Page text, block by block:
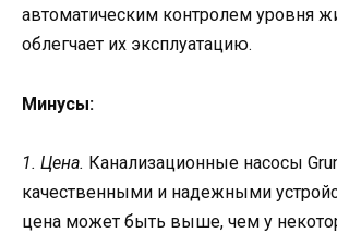
автоматическим контролем уровня
облегчает их эксплуатацию.
Минусы:
1. Цена. Канализационные насосы
качественными и надежными
цена может быть выше, чем у